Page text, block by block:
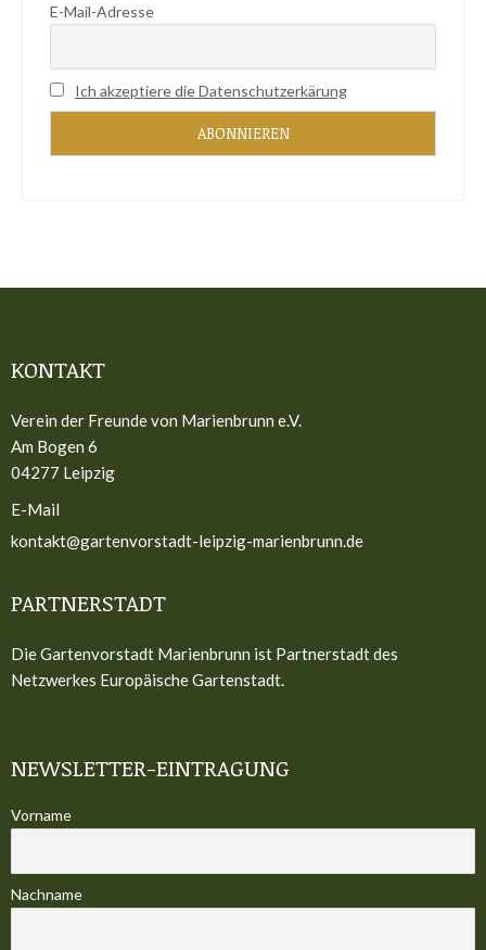
E-Mail-Adresse
Ich akzeptiere die Datenschutzerkärung
KONTAKT
Verein der Freunde von Marienbrunn e.V.
Am Bogen 6
04277 Leipzig
E-Mail
kontakt@gartenvorstadt-leipzig-marienbrunn.de
PARTNERSTADT
Die Gartenvorstadt Marienbrunn ist Partnerstadt des
Netzwerkes Europäische Gartenstadt.
NEWSLETTER-EINTRAGUNG
Vorname
Nachname